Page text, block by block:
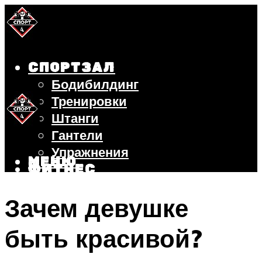
СПОРТЗАЛ
Бодибилдинг
Тренировки
Штанги
Гантели
Упражнения
ФИТНЕС
ВЕЛОСИПЕД
ПОХУДЕНИЕ
МЕНЮ
Зачем девушке
быть красивой?